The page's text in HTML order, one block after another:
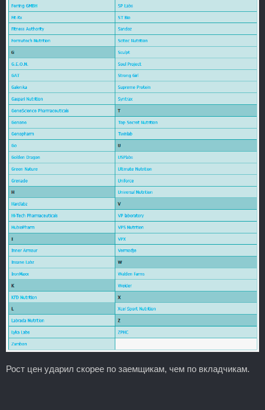
Рост цен ударил скорее по заемщикам, чем по вкладчикам.